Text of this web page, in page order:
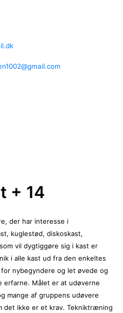
+ 14
der har interesse i
kuglestød, diskoskast,
vil dygtiggøre sig i kast er
i alle kast ud fra den enkeltes
nybegyndere og let øvede og
Målet er at udøverne
mange af gruppens udøvere
det ikke er et krav. Tekniktræning